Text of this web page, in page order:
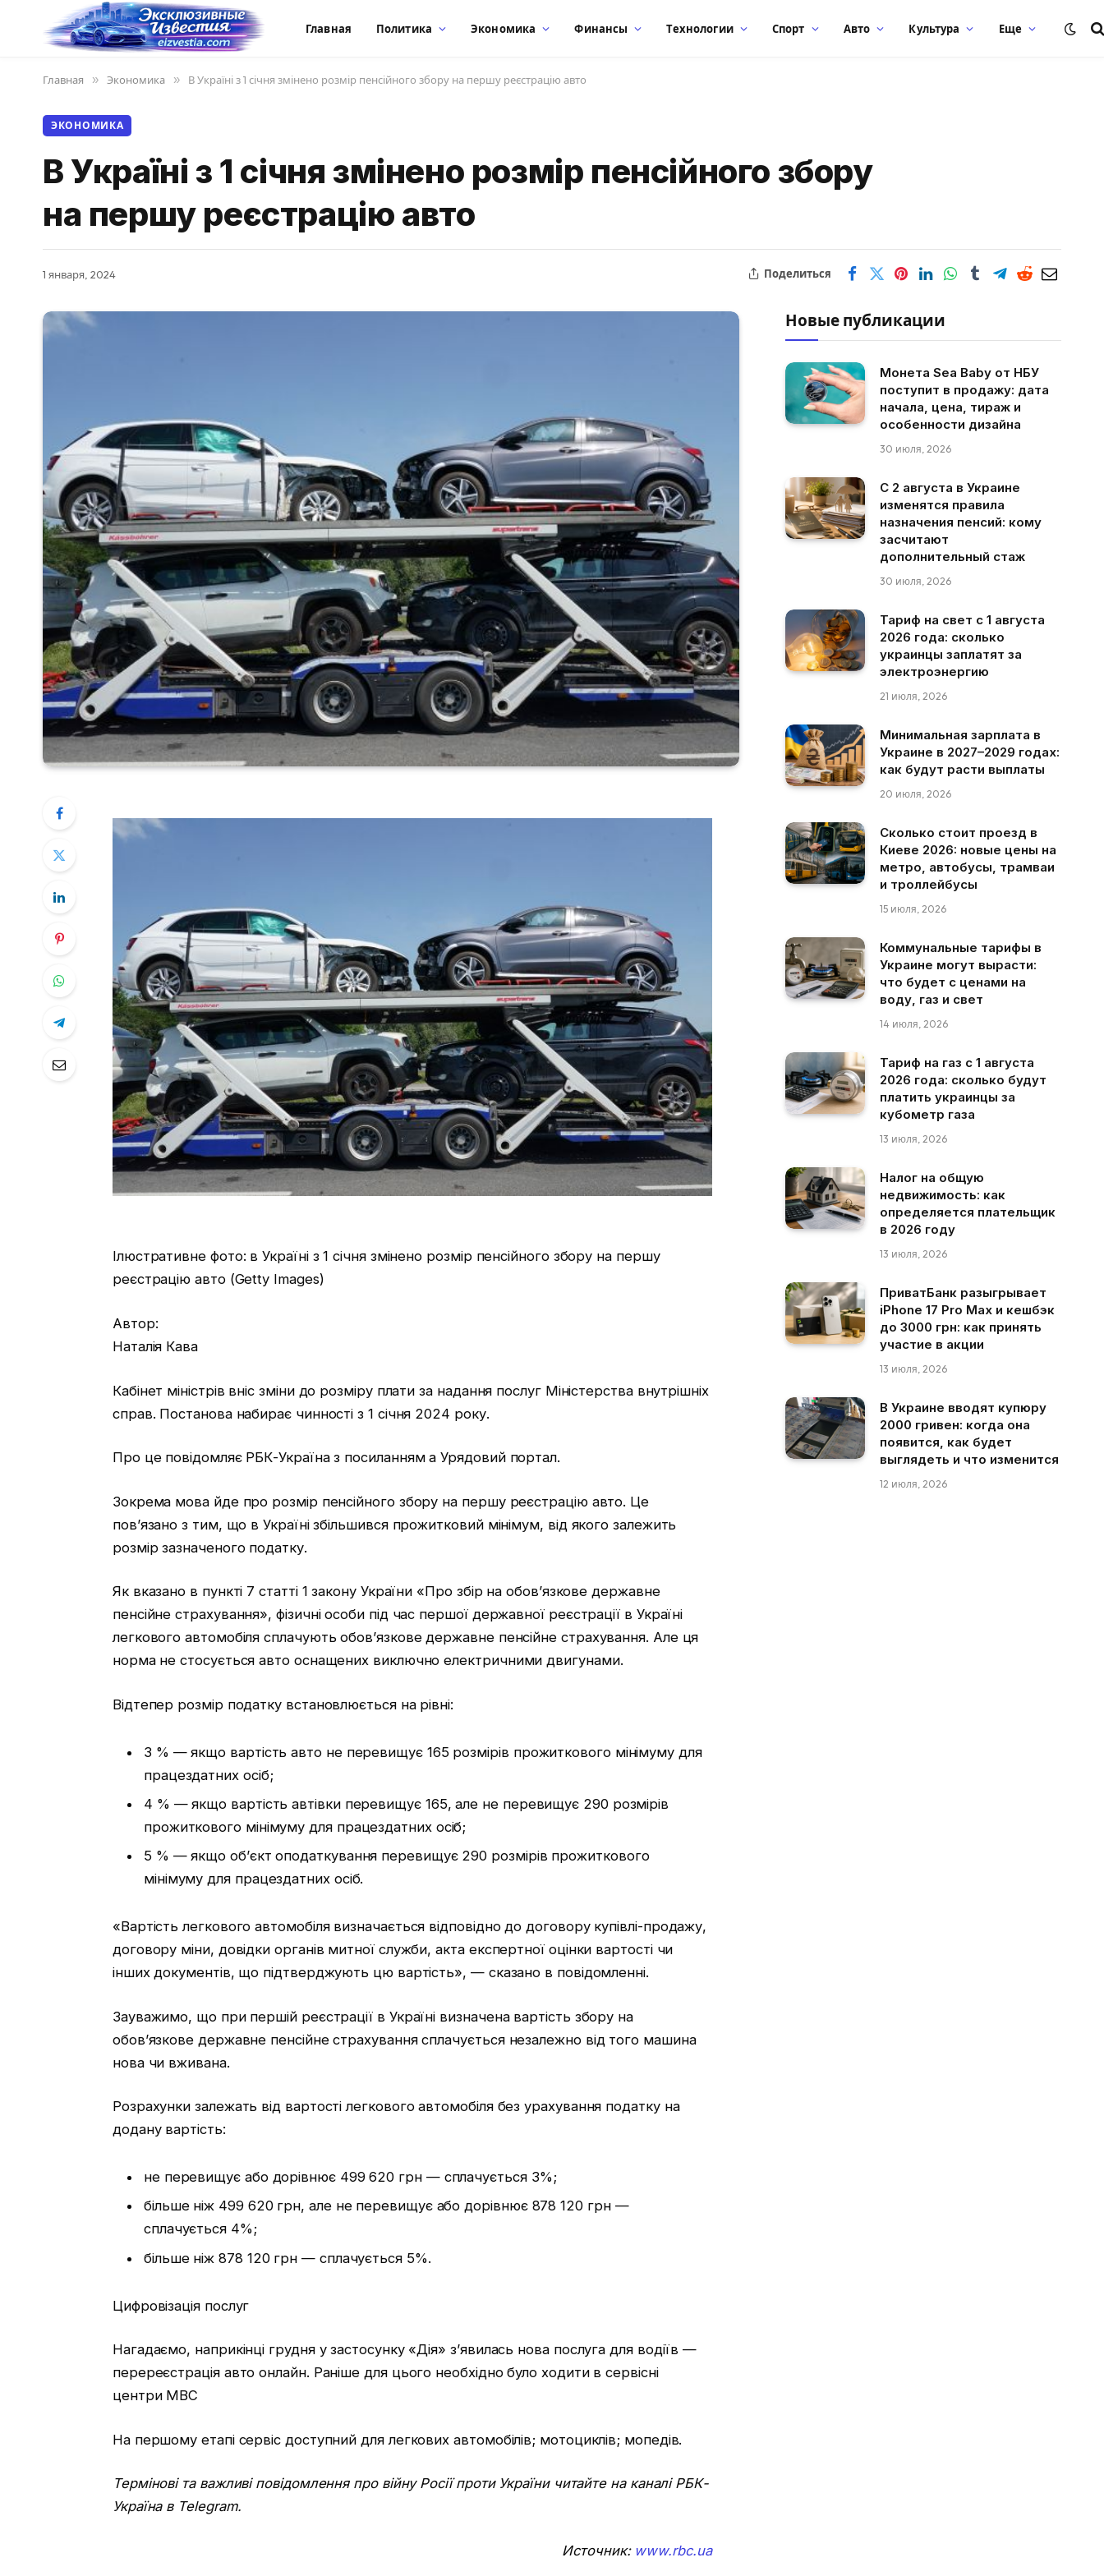
Главная Политика Экономика Финансы Технологии Спорт Авто Культура Еще
Главная » Экономика » В Україні з 1 січня змінено розмір пенсійного збору на першу реєстрацію авто
ЭКОНОМИКА
В Україні з 1 січня змінено розмір пенсійного збору
на першу реєстрацію авто
1 января, 2024 Поделиться
Ілюстративне фото: в Україні з 1 січня змінено розмір пенсійного збору на першу
реєстрацію авто (Getty Images)
Автор:
Наталія Кава
Кабінет міністрів вніс зміни до розміру плати за надання послуг Міністерства внутрішніх
справ. Постанова набирає чинності з 1 січня 2024 року.
Про це повідомляє РБК-Україна з посиланням а Урядовий портал.
Зокрема мова йде про розмір пенсійного збору на першу реєстрацію авто. Це
пов’язано з тим, що в Україні збільшився прожитковий мінімум, від якого залежить
розмір зазначеного податку.
Як вказано в пункті 7 статті 1 закону України «Про збір на обов’язкове державне
пенсійне страхування», фізичні особи під час першої державної реєстрації в Україні
легкового автомобіля сплачують обов’язкове державне пенсійне страхування. Але ця
норма не стосується авто оснащених виключно електричними двигунами.
Відтепер розмір податку встановлюється на рівні:
3 % — якщо вартість авто не перевищує 165 розмірів прожиткового мінімуму для
працездатних осіб;
4 % — якщо вартість автівки перевищує 165, але не перевищує 290 розмірів
прожиткового мінімуму для працездатних осіб;
5 % — якщо об’єкт оподаткування перевищує 290 розмірів прожиткового
мінімуму для працездатних осіб.
«Вартість легкового автомобіля визначається відповідно до договору купівлі-продажу,
договору міни, довідки органів митної служби, акта експертної оцінки вартості чи
інших документів, що підтверджують цю вартість», — сказано в повідомленні.
Зауважимо, що при першій реєстрації в Україні визначена вартість збору на
обов’язкове державне пенсійне страхування сплачується незалежно від того машина
нова чи вживана.
Розрахунки залежать від вартості легкового автомобіля без урахування податку на
додану вартість:
не перевищує або дорівнює 499 620 грн — сплачується 3%;
більше ніж 499 620 грн, але не перевищує або дорівнює 878 120 грн —
сплачується 4%;
більше ніж 878 120 грн — сплачується 5%.
Цифровізація послуг
Нагадаємо, наприкінці грудня у застосунку «Дія» з’явилась нова послуга для водіїв —
перереєстрація авто онлайн. Раніше для цього необхідно було ходити в сервісні
центри МВС
На першому етапі сервіс доступний для легкових автомобілів; мотоциклів; мопедів.
Термінові та важливі повідомлення про війну Росії проти України читайте на каналі РБК-
Україна в Telegram.
Источник: www.rbc.ua
Новые публикации
Монета Sea Baby от НБУ
поступит в продажу: дата
начала, цена, тираж и
особенности дизайна
30 июля, 2026
С 2 августа в Украине
изменятся правила
назначения пенсий: кому
засчитают
дополнительный стаж
30 июля, 2026
Тариф на свет с 1 августа
2026 года: сколько
украинцы заплатят за
электроэнергию
21 июля, 2026
Минимальная зарплата в
Украине в 2027–2029 годах:
как будут расти выплаты
20 июля, 2026
Сколько стоит проезд в
Киеве 2026: новые цены на
метро, автобусы, трамваи
и троллейбусы
15 июля, 2026
Коммунальные тарифы в
Украине могут вырасти:
что будет с ценами на
воду, газ и свет
14 июля, 2026
Тариф на газ с 1 августа
2026 года: сколько будут
платить украинцы за
кубометр газа
13 июля, 2026
Налог на общую
недвижимость: как
определяется плательщик
в 2026 году
13 июля, 2026
ПриватБанк разыгрывает
iPhone 17 Pro Max и кешбэк
до 3000 грн: как принять
участие в акции
13 июля, 2026
В Украине вводят купюру
2000 гривен: когда она
появится, как будет
выглядеть и что изменится
12 июля, 2026